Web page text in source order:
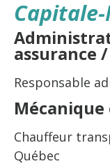
assurance
Responsable
Chauffeur
Québec